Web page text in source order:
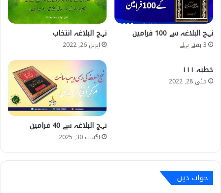
نہج البلاغہ سے 100 فرامین
3 ہفتے پہلے
نہج البلاغہ انتخاب
اپریل 26, 2022
خطبہ ۱۱۱
مئی 28, 2022
نہج البلاغہ سے 40 فرامین
اگست 30, 2025
جواب دیں